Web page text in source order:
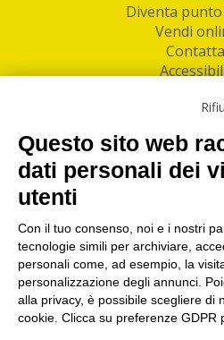
Diventa
Vendi
Linkedin
I nostri punti di ritiro e
maggiori
Torino|Milano|Roma|
Napoli|
Questo sito web
dati personali dei
utenti
Con il tuo consenso, noi e i nostri
tecnologie simili per archiviare,
personali come, ad esempio, la
personalizzazione degli annunci.
alla privacy, è possibile scegliere di
cookie. Clicca su preferenze GDPR